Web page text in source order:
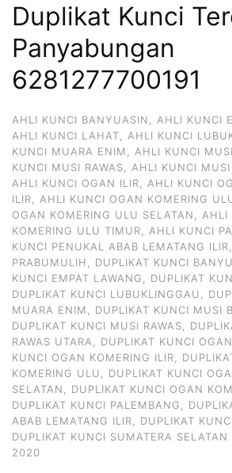
Duplikat Kunci
Panyabungan
6281277700191
AHLI KUNCI BANYUASIN, AHLI KUNCI
AHLI KUNCI LAHAT, AHLI KUNCI
KUNCI MUARA ENIM, AHLI KUNCI
KUNCI MUSI RAWAS, AHLI KUNCI MUSI
AHLI KUNCI OGAN ILIR, AHLI KUNCI
ILIR, AHLI KUNCI OGAN KOMERING
OGAN KOMERING ULU SELATAN, AHLI
KOMERING ULU TIMUR, AHLI KUNCI
KUNCI PENUKAL ABAB LEMATANG ILIR,
PRABUMULIH, DUPLIKAT KUNCI
KUNCI EMPAT LAWANG, DUPLIKAT
DUPLIKAT KUNCI LUBUKLINGGAU,
MUARA ENIM, DUPLIKAT KUNCI MUSI
DUPLIKAT KUNCI MUSI RAWAS,
RAWAS UTARA, DUPLIKAT KUNCI
KUNCI OGAN KOMERING ILIR,
KOMERING ULU, DUPLIKAT KUNCI
SELATAN, DUPLIKAT KUNCI OGAN
DUPLIKAT KUNCI PALEMBANG,
ABAB LEMATANG ILIR, DUPLIKAT
DUPLIKAT KUNCI SUMATERA SELATAN
2020